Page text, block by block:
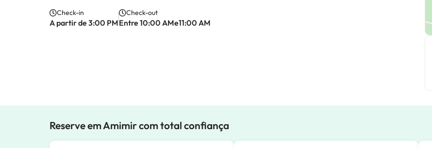
Check-in
A partir de 3:00 PM
Check-out
Entre 10:00 AMe11:00 AM
Reserve em Amimir com total confiança